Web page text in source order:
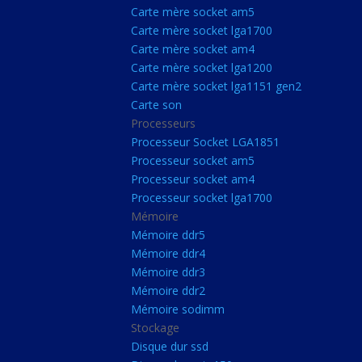
Carte Mère Socket
Carte mère socket am5
Carte mère socket
Carte mère socket am4
Carte mère socket
Carte son
Processeurs
Carte mère socket am5
Carte mère socket lga1700
Carte mère socket am4
Carte mère socket lga1200
Carte mère socket lga1151 gen2
Carte son
Processeurs
Processeur Socket LGA1851
Processeur socket am5
Processeur socket am4
Processeur socket lga1700
Mémoire
Mémoire ddr5
Mémoire ddr4
Mémoire ddr3
Mémoire ddr2
Mémoire sodimm
Stockage
Disque dur ssd